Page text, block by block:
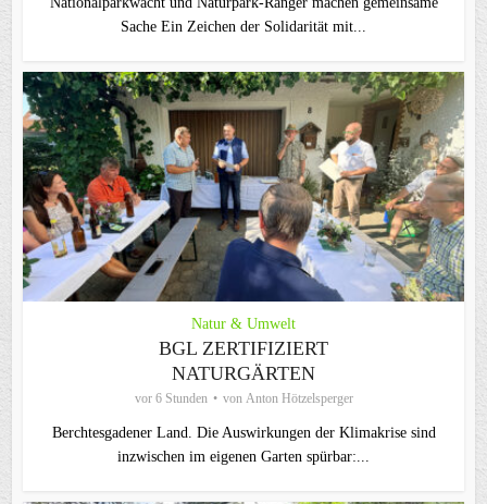
Sache Ein Zeichen der Solidarität mit...
Natur & Umwelt
BGL ZERTIFIZIERT
NATURGÄRTEN
vor 6 Stunden von Anton Hötzelsperger
Berchtesgadener Land. Die Auswirkungen der Klimakrise sind
inzwischen im eigenen Garten spürbar:...